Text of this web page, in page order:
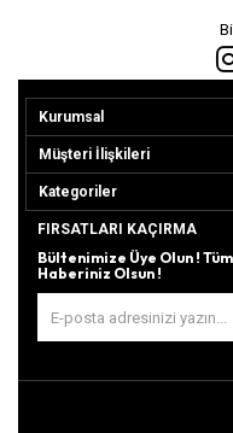
Kurumsal
Müşteri İlişkileri
Kategoriler
FIRSATLARI KAÇIRMA
Bültenimize Üye Olun !
Haberiniz Olsun !